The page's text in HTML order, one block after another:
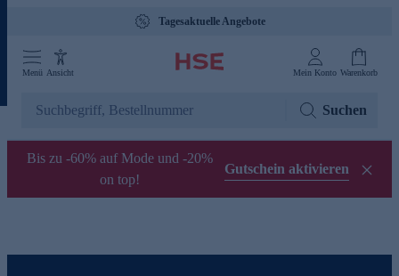
Tagesaktuelle Angebote
Menü Ansicht Mein Konto Warenkorb
Suchen
Bis zu -60% auf Mode und -20%
on top!
Gutschein aktivieren